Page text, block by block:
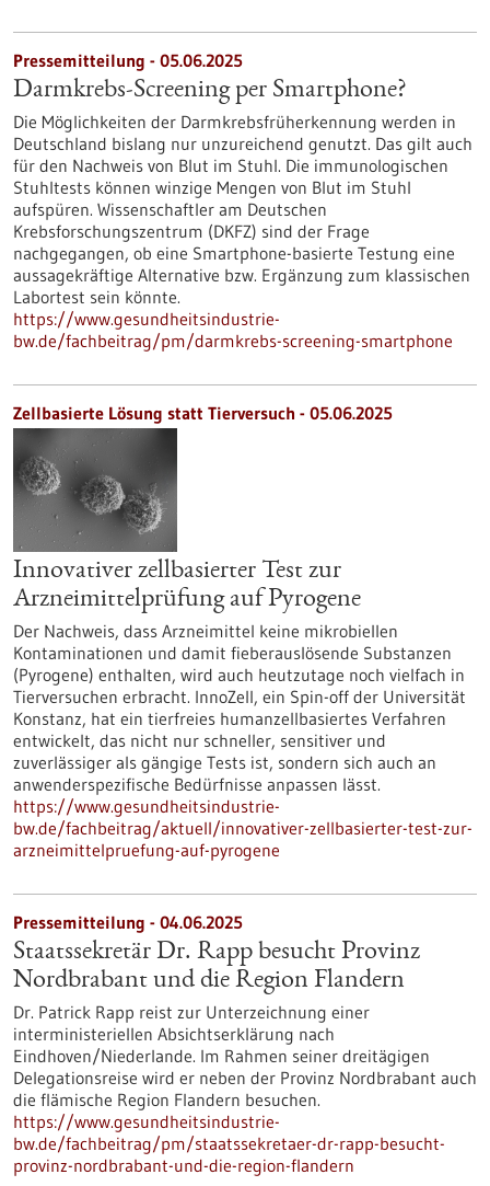
Pressemitteilung - 05.06.2025
Darmkrebs-Screening per Smartphone?
Die Möglichkeiten der Darmkrebsfrüherkennung werden in
Deutschland bislang nur unzureichend genutzt. Das gilt auch
für den Nachweis von Blut im Stuhl. Die immunologischen
Stuhltests können winzige Mengen von Blut im Stuhl
aufspüren. Wissenschaftler am Deutschen
Krebsforschungszentrum (DKFZ) sind der Frage
nachgegangen, ob eine Smartphone-basierte Testung eine
aussagekräftige Alternative bzw. Ergänzung zum klassischen
Labortest sein könnte.
https://www.gesundheitsindustrie-
bw.de/fachbeitrag/pm/darmkrebs-screening-smartphone
Zellbasierte Lösung statt Tierversuch - 05.06.2025
Innovativer zellbasierter Test zur
Arzneimittelprüfung auf Pyrogene
Der Nachweis, dass Arzneimittel keine mikrobiellen
Kontaminationen und damit fieberauslösende Substanzen
(Pyrogene) enthalten, wird auch heutzutage noch vielfach in
Tierversuchen erbracht. InnoZell, ein Spin-off der Universität
Konstanz, hat ein tierfreies humanzellbasiertes Verfahren
entwickelt, das nicht nur schneller, sensitiver und
zuverlässiger als gängige Tests ist, sondern sich auch an
anwenderspezifische Bedürfnisse anpassen lässt.
https://www.gesundheitsindustrie-
bw.de/fachbeitrag/aktuell/innovativer-zellbasierter-test-zur-
arzneimittelpruefung-auf-pyrogene
Pressemitteilung - 04.06.2025
Staatssekretär Dr. Rapp besucht Provinz
Nordbrabant und die Region Flandern
Dr. Patrick Rapp reist zur Unterzeichnung einer
interministeriellen Absichtserklärung nach
Eindhoven/Niederlande. Im Rahmen seiner dreitägigen
Delegationsreise wird er neben der Provinz Nordbrabant auch
die flämische Region Flandern besuchen.
https://www.gesundheitsindustrie-
bw.de/fachbeitrag/pm/staatssekretaer-dr-rapp-besucht-
provinz-nordbrabant-und-die-region-flandern